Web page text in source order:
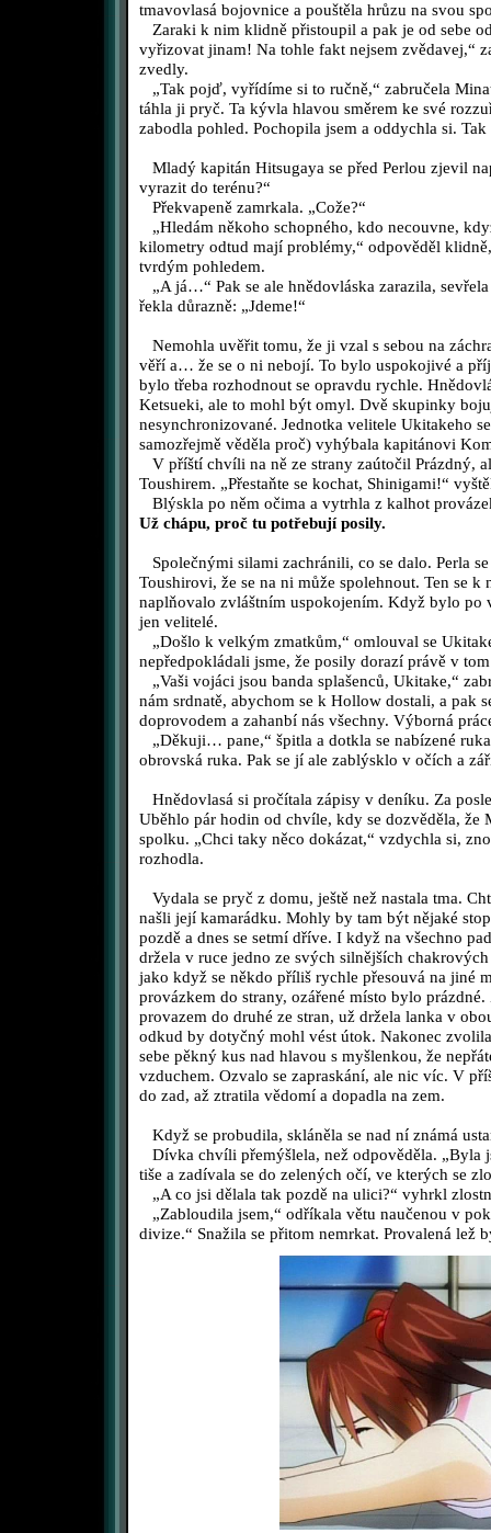
tmavovlasá bojovnice a pouštěla hrůzu na svou
Zaraki k nim klidně přistoupil a pak je od sebe
vyřizovat jinam! Na tohle fakt nejsem zvědavej,“
zvedly.
„Tak pojď, vyřídíme si to ručně,“ zabručela
táhla ji pryč. Ta kývla hlavou směrem ke své
zabodla pohled. Pochopila jsem a oddychla si.
Mladý kapitán Hitsugaya se před Perlou zjevil
vyrazit do terénu?“
Překvapeně zamrkala. „Cože?“
„Hledám někoho schopného, kdo necouvne,
kilometry odtud mají problémy,“ odpověděl
tvrdým pohledem.
„A já…“ Pak se ale hnědovláska zarazila,
řekla důrazně: „Jdeme!“
Nemohla uvěřit tomu, že ji vzal s sebou na
věří a… že se o ni nebojí. To bylo uspokojivé a
bylo třeba rozhodnout se opravdu rychle.
Ketsueki, ale to mohl být omyl. Dvě skupinky
nesynchronizované. Jednotka velitele Ukitakeho
samozřejmě věděla proč) vyhýbala kapitánovi
V příští chvíli na ně ze strany zaútočil Prázdný,
Toushirem. „Přestaňte se kochat, Shinigami!“
Blýskla po něm očima a vytrhla z kalhot
Už chápu, proč tu potřebují posily.
Společnými silami zachránili, co se dalo. Perla
Toushirovi, že se na ni může spolehnout. Ten se
naplňovalo zvláštním uspokojením. Když bylo po
jen velitelé.
„Došlo k velkým zmatkům,“ omlouval se
nepředpokládali jsme, že posily dorazí právě v
„Vaši vojáci jsou banda splašenců, Ukitake,“
nám srdnatě, abychom se k Hollow dostali, a pak
doprovodem a zahanbí nás všechny. Výborná
„Děkuji… pane,“ špitla a dotkla se nabízené
obrovská ruka. Pak se jí ale zablýsklo v očích a
Hnědovlasá si pročítala zápisy v deníku. Za
Uběhlo pár hodin od chvíle, kdy se dozvěděla, že
spolku. „Chci taky něco dokázat,“ vzdychla si,
rozhodla.
Vydala se pryč z domu, ještě než nastala tma.
našli její kamarádku. Mohly by tam být nějaké
pozdě a dnes se setmí dříve. I když na všechno
držela v ruce jedno ze svých silnějších
jako když se někdo příliš rychle přesouvá na jiné
provázkem do strany, ozářené místo bylo
provazem do druhé ze stran, už držela lanka v
odkud by dotyčný mohl vést útok. Nakonec
sebe pěkný kus nad hlavou s myšlenkou, že
vzduchem. Ozvalo se zapraskání, ale nic víc. V
do zad, až ztratila vědomí a dopadla na zem.
Když se probudila, skláněla se nad ní známá
Dívka chvíli přemýšlela, než odpověděla. „Byla
tiše a zadívala se do zelených očí, ve kterých se
„A co jsi dělala tak pozdě na ulici?“ vyhrkl
„Zabloudila jsem,“ odříkala větu naučenou v
divize.“ Snažila se přitom nemrkat. Provalená lež